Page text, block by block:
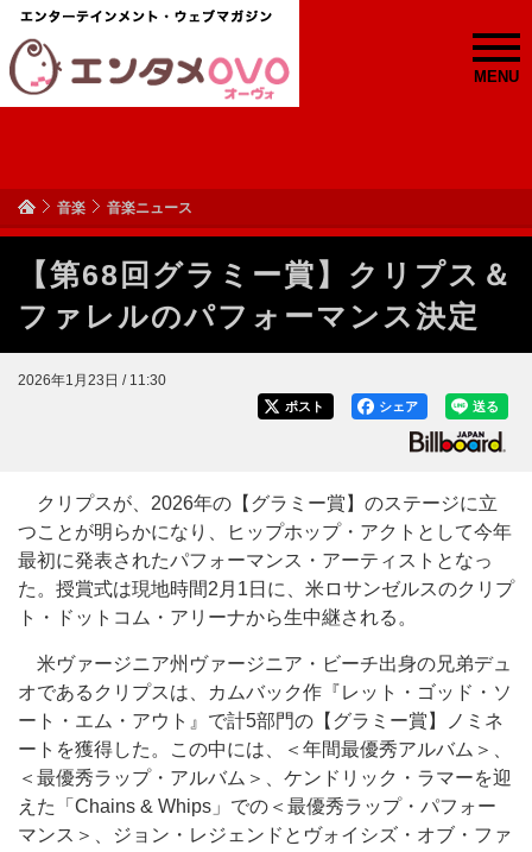
MENU
音楽 音楽ニュース
【第68回グラミー賞】クリプス＆
ファレルのパフォーマンス決定
2026年1月23日 / 11:30
送る
シェア
ポスト
クリプスが、2026年の【グラミー賞】のステージに立
つことが明らかになり、ヒップホップ・アクトとして今年
最初に発表されたパフォーマンス・アーティストとなっ
た。授賞式は現地時間2月1日に、米ロサンゼルスのクリプ
ト・ドットコム・アリーナから生中継される。
米ヴァージニア州ヴァージニア・ビーチ出身の兄弟デュ
オであるクリプスは、カムバック作『レット・ゴッド・ソ
ート・エム・アウト』で計5部門の【グラミー賞】ノミネ
ートを獲得した。この中には、＜年間最優秀アルバム＞、
＜最優秀ラップ・アルバム＞、ケンドリック・ラマーを迎
えた「Chains & Whips」での＜最優秀ラップ・パフォー
マンス＞、ジョン・レジェンドとヴォイシズ・オブ・ファ